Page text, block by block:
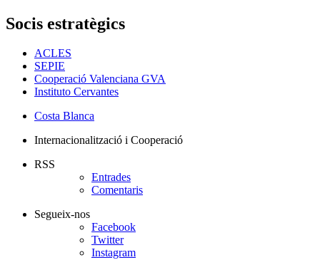
Socis estratègics
ACLES
SEPIE
Cooperació Valenciana GVA
Instituto Cervantes
Costa Blanca
Internacionalització i Cooperació
RSS
Entrades
Comentaris
Segueix-nos
Facebook
Twitter
Instagram